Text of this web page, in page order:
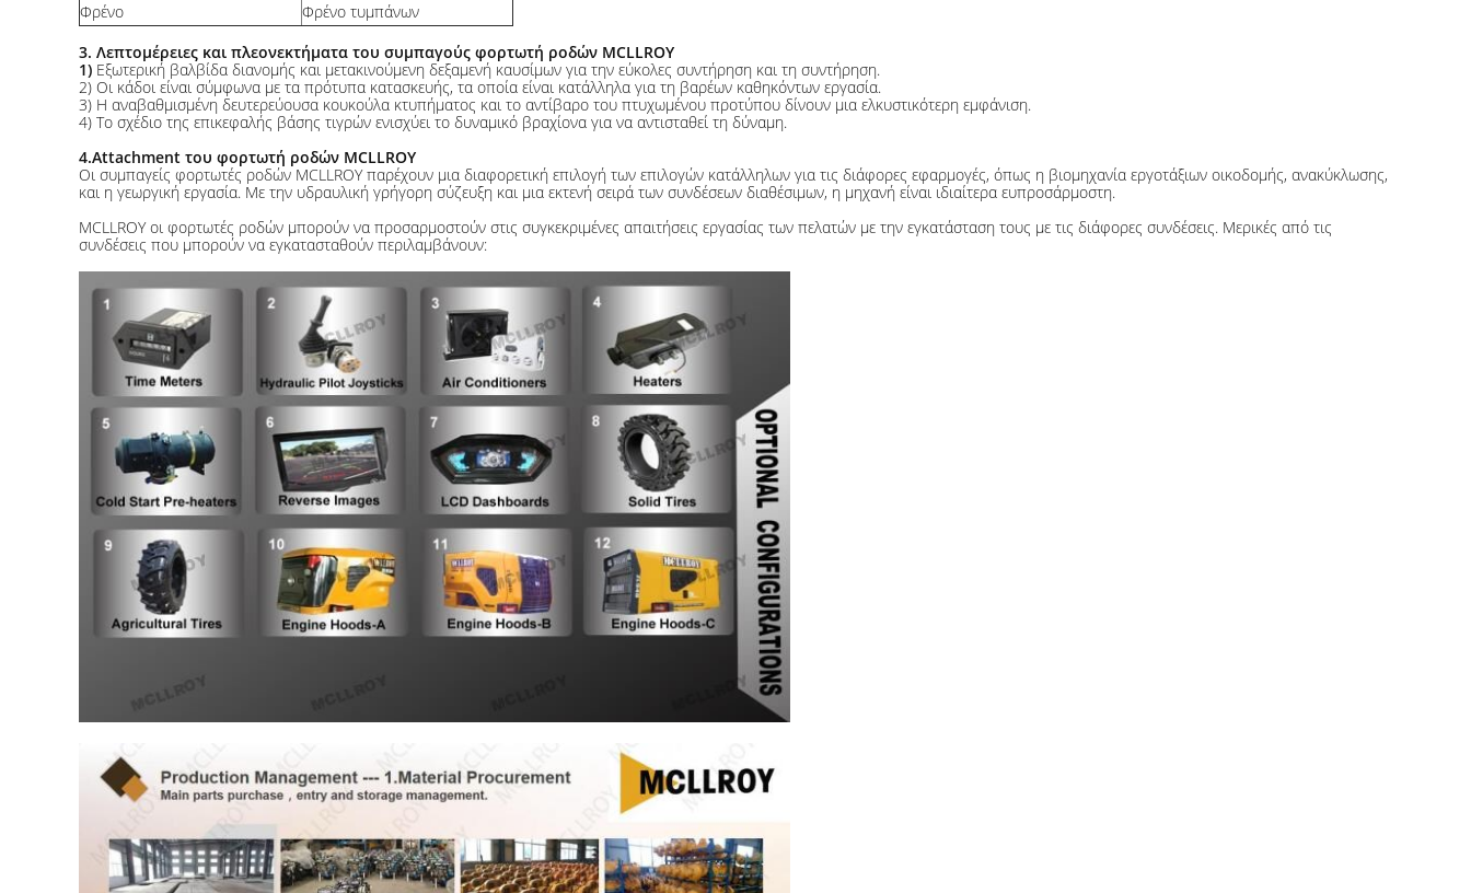
Φρένο
Φρένο τυμπάνων
3. Λεπτομέρειες και πλεονεκτήματα του συμπαγούς φορτωτή ροδών MCLLROY
1) Εξωτερική βαλβίδα διανομής και μετακινούμενη δεξαμενή καυσίμων για την εύκολες συντήρηση και τη συντήρηση.
2) Οι κάδοι είναι σύμφωνα με τα πρότυπα κατασκευής, τα οποία είναι κατάλληλα για τη βαρέων καθηκόντων εργασία.
3) Η αναβαθμισμένη δευτερεύουσα κουκούλα κτυπήματος και το αντίβαρο του πτυχωμένου προτύπου δίνουν μια ελκυστικότερη εμφάνιση.
4) Το σχέδιο της επικεφαλής βάσης τιγρών ενισχύει το δυναμικό βραχίονα για να αντισταθεί τη δύναμη.
4.Attachment του φορτωτή ροδών MCLLROY
Οι συμπαγείς φορτωτές ροδών MCLLROY παρέχουν μια διαφορετική επιλογή των επιλογών κατάλληλων για τις διάφορες εφαρμογές, όπως η βιομηχανία εργοτάξιων οικοδομής, ανακύκλωσης,
και η γεωργική εργασία. Με την υδραυλική γρήγορη σύζευξη και μια εκτενή σειρά των συνδέσεων διαθέσιμων, η μηχανή είναι ιδιαίτερα ευπροσάρμοστη.
MCLLROY οι φορτωτές ροδών μπορούν να προσαρμοστούν στις συγκεκριμένες απαιτήσεις εργασίας των πελατών με την εγκατάσταση τους με τις διάφορες συνδέσεις. Μερικές από τις
συνδέσεις που μπορούν να εγκατασταθούν περιλαμβάνουν: